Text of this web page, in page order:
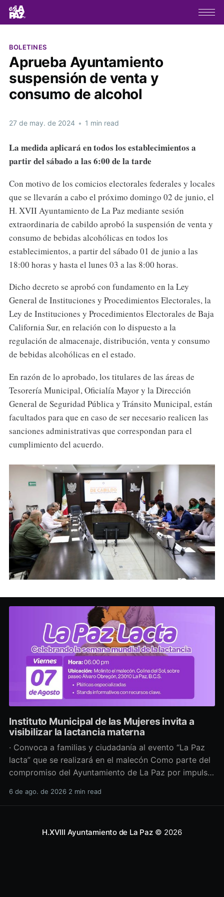
BOLETINES
Aprueba Ayuntamiento
suspensión de venta y
consumo de alcohol
27 de may. de 2024 • 1 min read
La medida aplicará en todos los establecimientos a
partir del sábado a las 6:00 de la tarde
Con motivo de los comicios electorales federales y locales
que se llevarán a cabo el próximo domingo 02 de junio, el
H. XVII Ayuntamiento de La Paz mediante sesión
extraordinaria de cabildo aprobó la suspensión de venta y
consumo de bebidas alcohólicas en todos los
establecimientos, a partir del sábado 01 de junio a las
18:00 horas y hasta el lunes 03 a las 8:00 horas.
Dicho decreto se aprobó con fundamento en la Ley
General de Instituciones y Procedimientos Electorales, la
Ley de Instituciones y Procedimientos Electorales de Baja
California Sur, en relación con lo dispuesto a la
regulación de almacenaje, distribución, venta y consumo
de bebidas alcohólicas en el estado.
En razón de lo aprobado, los titulares de las áreas de
Tesorería Municipal, Oficialía Mayor y la Dirección
General de Seguridad Pública y Tránsito Municipal, están
facultados para que en caso de ser necesario realicen las
sanciones administrativas que correspondan para el
cumplimiento del acuerdo.
Instituto Municipal de las Mujeres invita a
visibilizar la lactancia materna
· Convoca a familias y ciudadanía al evento “La Paz
lacta” que se realizará en el malecón Como parte del
compromiso del Ayuntamiento de La Paz por impulsar
salud y los derechos de las mujeres, así como generar
6 de ago. de 2026 2 min read
H.XVIII Ayuntamiento de La Paz© 2026